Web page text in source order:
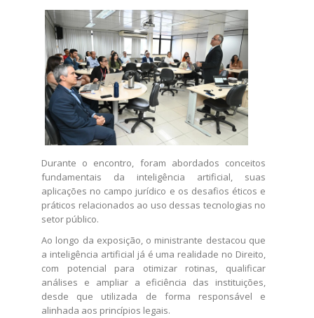
Durante o encontro, foram abordados conceitos
fundamentais da inteligência artificial, suas
aplicações no campo jurídico e os desafios éticos e
práticos relacionados ao uso dessas tecnologias no
setor público.
Ao longo da exposição, o ministrante destacou que
a inteligência artificial já é uma realidade no Direito,
com potencial para otimizar rotinas, qualificar
análises e ampliar a eficiência das instituições,
desde que utilizada de forma responsável e
alinhada aos princípios legais.